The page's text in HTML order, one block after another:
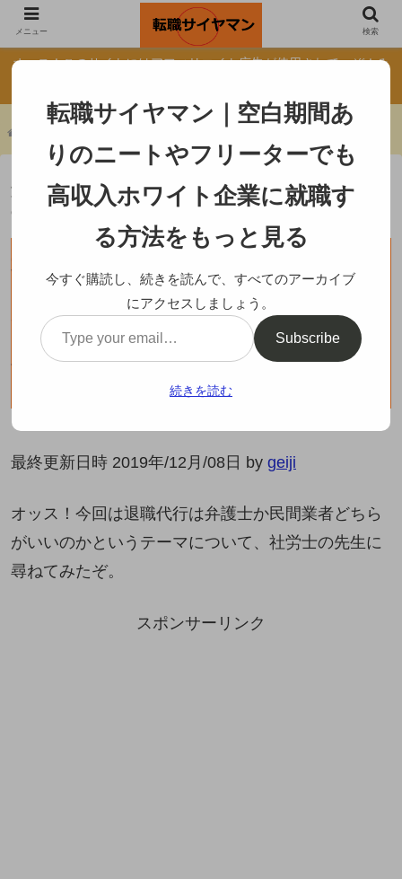
転職サイトの真実
オッス！このサイトにはアフィリエイト広告が使用されてっぞ！み
退職代行は弁護士か民間業者どちらがいい
のか専門家に聞いてみた
最終更新日時 2019年/12月/08日 by geiji
オッス！今回は退職代行は弁護士か民間業者どちら
がいいのかというテーマについて、社労士の先生に
尋ねてみたぞ。
スポンサーリンク
メニュー 検索
転職サイヤマン｜空白期間あ
りのニートやフリーターでも
高収入ホワイト企業に就職す
る方法をもっと見る
今すぐ購読し、続きを読んで、すべてのアーカイブ
にアクセスしましょう。
Subscribe
続きを読む